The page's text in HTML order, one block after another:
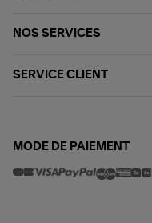
NOS SERVICES
SERVICE CLIENT
MODE DE PAIEMENT